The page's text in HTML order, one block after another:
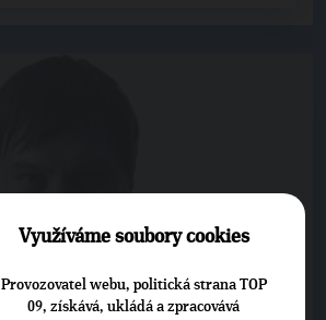
Využíváme soubory cookies
Provozovatel webu, politická strana TOP
09, získává, ukládá a zpracovává